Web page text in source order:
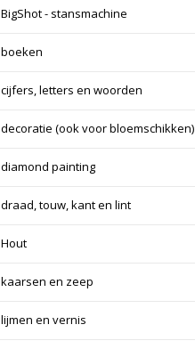
BigShot - stansmachine
boeken
cijfers, letters en woorden
decoratie (ook voor bloemschikken)
diamond painting
draad, touw, kant en lint
Hout
kaarsen en zeep
lijmen en vernis